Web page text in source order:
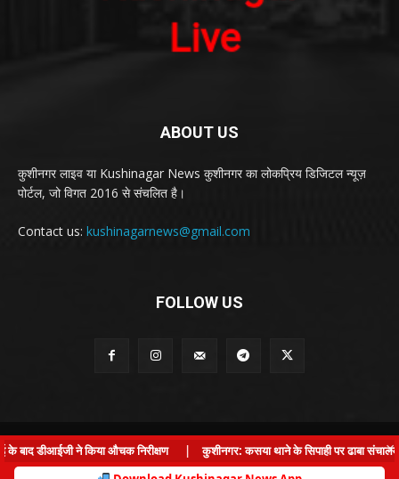
ABOUT US
कुशीनगर लाइव या Kushinagar News कुशीनगर का लोकप्रिय डिजिटल न्यूज़
पोर्टल, जो विगत 2016 से संचलित है।
Contact us: kushinagarnews@gmail.com
FOLLOW US
© Kushinagar Live - 2022 ×
बाद डीआईजी ने किया औचक निरीक्षण |
कुशीनगर: कसया थाने के सिपाही पर ढाबा संचालक से